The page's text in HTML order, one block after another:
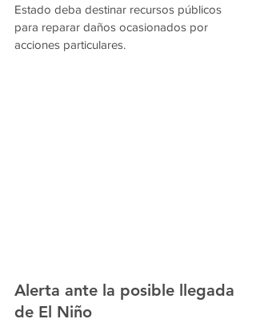
Estado deba destinar recursos públicos
para reparar daños ocasionados por
acciones particulares.
Alerta ante la posible llegada
de El Niño